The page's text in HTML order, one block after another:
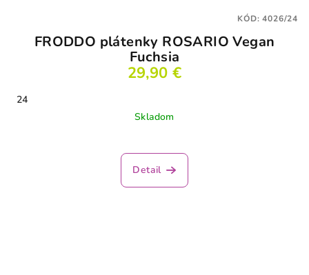
FRODDO plátenky ROSARIO Vegan
Fuchsia
29,90 €
24
Skladom
Detail
KÓD:4026/24